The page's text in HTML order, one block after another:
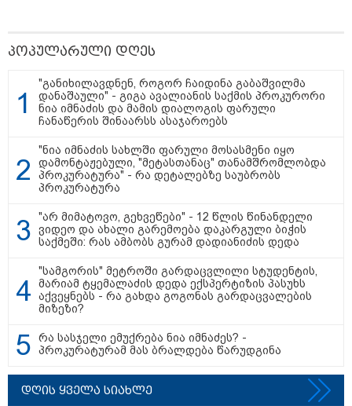
10:44 / 08-08-2026
"ოკუპაციის 18 წლისთავზე რუსეთი არ
ასრულებს ევროკავშირის შუამავლობით
დადებულ 2008 წლის 12 აგვისტოს
პოპულარული დღეს
"განიხილავდნენ, როგორ ჩაიდინა გაბაშვილმა
დანაშაული" - გიგა ავალიანის საქმის პროკურორი
ნია იმნაძის და მამის დიალოგის ფარული
ჩანაწერის შინაარსს ასაჯაროებს
"ნია იმნაძის სახლში ფარული მოსასმენი იყო
დამონტაჟებული, "მეტასთანაც" თანამშრომლობდა
პროკურატურა" - რა დეტალებზე საუბრობს
პროკურატურა
"არ მიმატოვო, გეხვეწები" - 12 წლის წინანდელი
ვიდეო და ახალი გარემოება დაკარგული ბიჭის
საქმეში: რას ამბობს გურამ დადიანიძის დედა
"სამგორის" მეტროში გარდაცვლილი სტუდენტის,
მარიამ ტყემალაძის დედა ექსპერტიზის პასუხს
აქვეყნებს - რა გახდა გოგონას გარდაცვალების
მიზეზი?
რა სასჯელი ემუქრება ნია იმნაძეს? -
პროკურატურამ მას ბრალდება წარუდგინა
დღის ყველა სიახლე